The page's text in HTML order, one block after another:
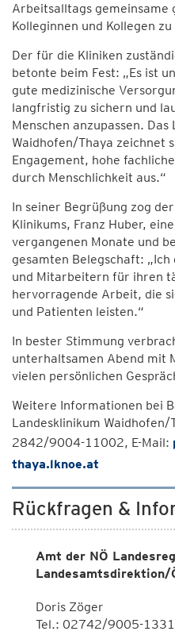
Arbeitsalltags gemeinsame
Kolleginnen und Kollegen
Der für die Kliniken
betonte beim Fest: „Es ist
gute medizinische
langfristig zu sichern und
Menschen anzupassen. Das
Waidhofen/Thaya zeichnet
Engagement, hohe
durch Menschlichkeit aus.“
In seiner Begrüßung zog
Klinikums, Franz Huber,
vergangenen Monate und
gesamten Belegschaft:
und Mitarbeitern für ihren
hervorragende Arbeit, die
und Patienten leisten.“
In bester Stimmung
unterhaltsamen Abend mit
vielen persönlichen
Weitere Informationen bei
Landesklinikum
2842/9004-11002, E-Mail:
thaya.lknoe.at
Rückfragen &
Amt der NÖ
Doris Zöger
Tel.: 02742/9005-